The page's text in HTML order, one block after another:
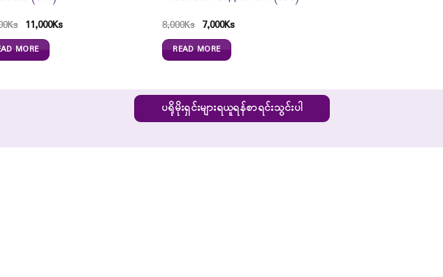
Ks 11,000Ks
MORE
8,000Ks 7,000Ks
READ MORE
ပရိုမိုးရှင်းများရယူရန်စာရင်းသွင်းပါ